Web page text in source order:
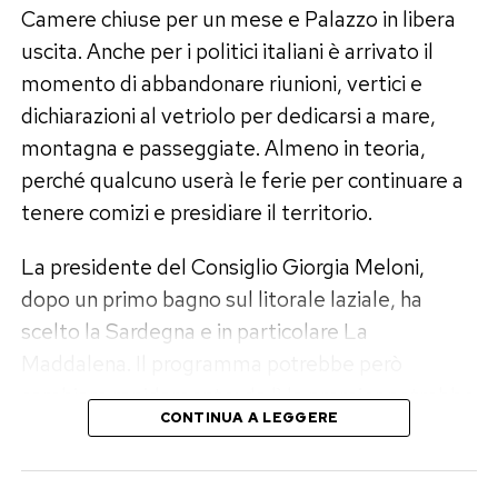
nella sua newsletterLettera 14, ma il tono
ironico non ha divertito affatto i parlamentari
pentastellati. Anzi, ha scatenato una replica
collettiva molto più pesante dell’affondo
iniziale.
Il M5S contrattacca: «È nato
Sottiloni»
Dario Carotenuto, Dolores Bevilacqua, Anna
Laura Orrico e Gaetano Amato, esponenti del
accusato Sottile di aver pubblicato un
contenuto «inutile e dal sapore diffamatorio»
contro Giuseppe Conte e Sigfrido Ranucci.
Camere chiuse per un mese e Palazzo in libera
uscita. Anche per i politici italiani è arrivato il
momento di abbandonare riunioni, vertici e
dichiarazioni al vetriolo per dedicarsi a mare,
montagna e passeggiate. Almeno in teoria,
perché qualcuno userà le ferie per continuare a
tenere comizi e presidiare il territorio.
La presidente del Consiglio Giorgia Meloni,
dopo un primo bagno sul litorale laziale, ha
scelto la Sardegna e in particolare La
cambiare rapidamente: da lì la premier potrebbe
raggiungere la Grecia oppure tornare nella sua
CONTINUA A LEGGERE